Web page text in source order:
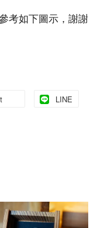
考如下圖示，謝謝
LINE